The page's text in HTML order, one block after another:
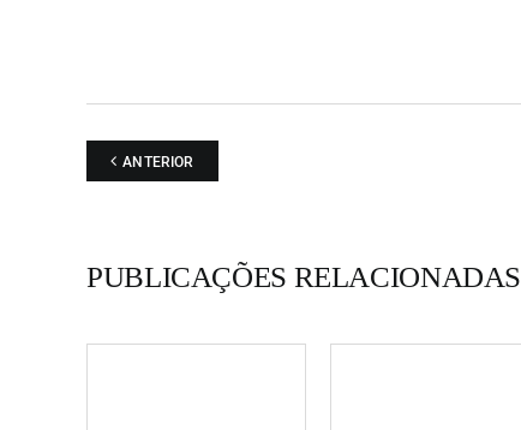
ANTERIOR
PUBLICAÇÕES RELACIONADAS